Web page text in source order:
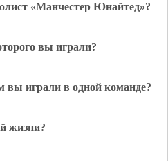
«Манчестер Юнайтед»?
вы играли?
играли в одной команде?
жизни?